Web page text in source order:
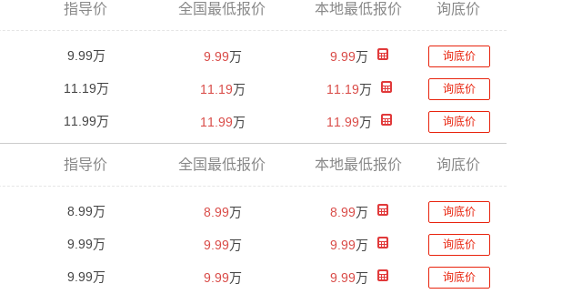
指导价 全国最低报价 本地最低报价 询底价
9.99万 9.99万 9.99万 询底价
11.19万 11.19万 11.19万 询底价
11.99万 11.99万 11.99万 询底价
指导价 全国最低报价 本地最低报价 询底价
8.99万 8.99万 8.99万 询底价
9.99万 9.99万 9.99万 询底价
9.99万 9.99万 9.99万 询底价